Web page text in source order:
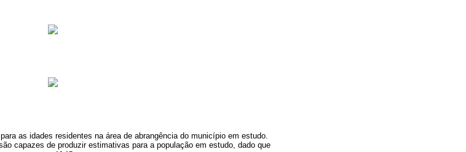
as idades residentes na área de abrangência do município em estudo.
capazes de produzir estimativas para a população em estudo, dado que